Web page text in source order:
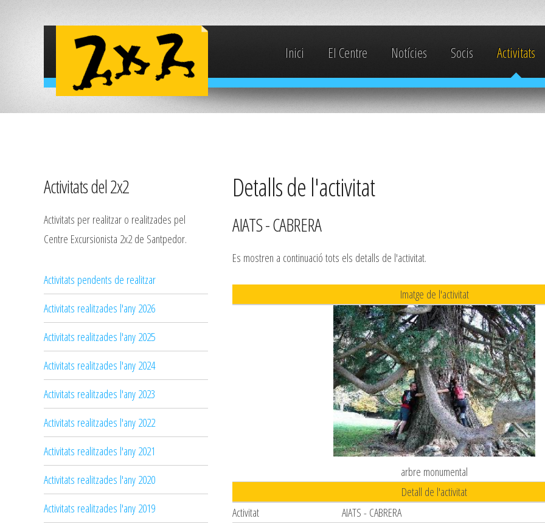
Inici El Centre Notícies Socis Activitats
Activitats del 2x2
Activitats per realitzar o realitzades pel
Centre Excursionista 2x2 de Santpedor.
Activitats pendents de realitzar
Activitats realitzades l'any 2026
Activitats realitzades l'any 2025
Activitats realitzades l'any 2024
Activitats realitzades l'any 2023
Activitats realitzades l'any 2022
Activitats realitzades l'any 2021
Activitats realitzades l'any 2020
Activitats realitzades l'any 2019
Detalls de l'activitat
AIATS - CABRERA
Es mostren a continuació tots els detalls de l'activitat.
Imatge de l'activitat
arbre monumental
Detall de l'activitat
Activitat
AIATS - CABRERA